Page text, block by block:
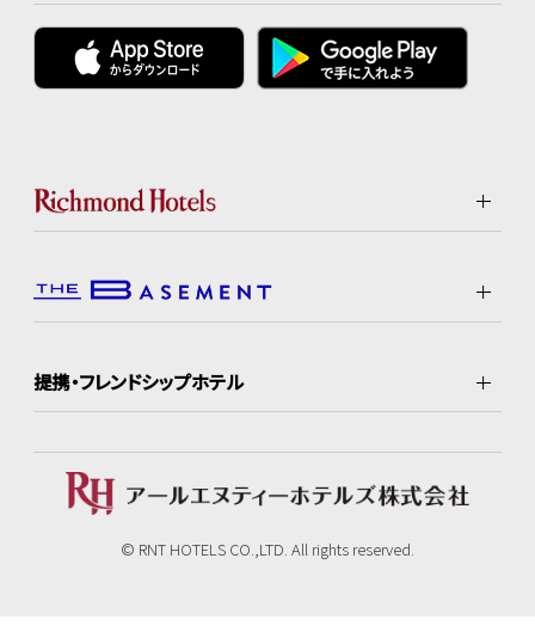
提携・フレンドシップホテル
© RNT HOTELS CO.,LTD. All rights reserved.